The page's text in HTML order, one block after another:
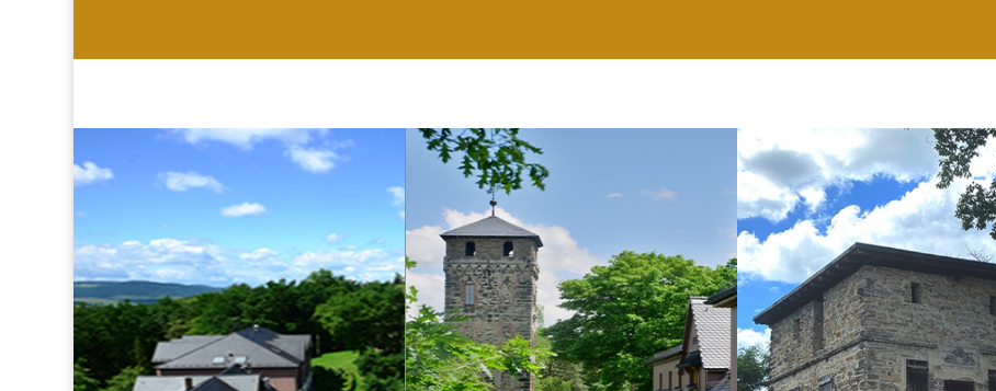
HOTEL RESTAURANT WELLNESS